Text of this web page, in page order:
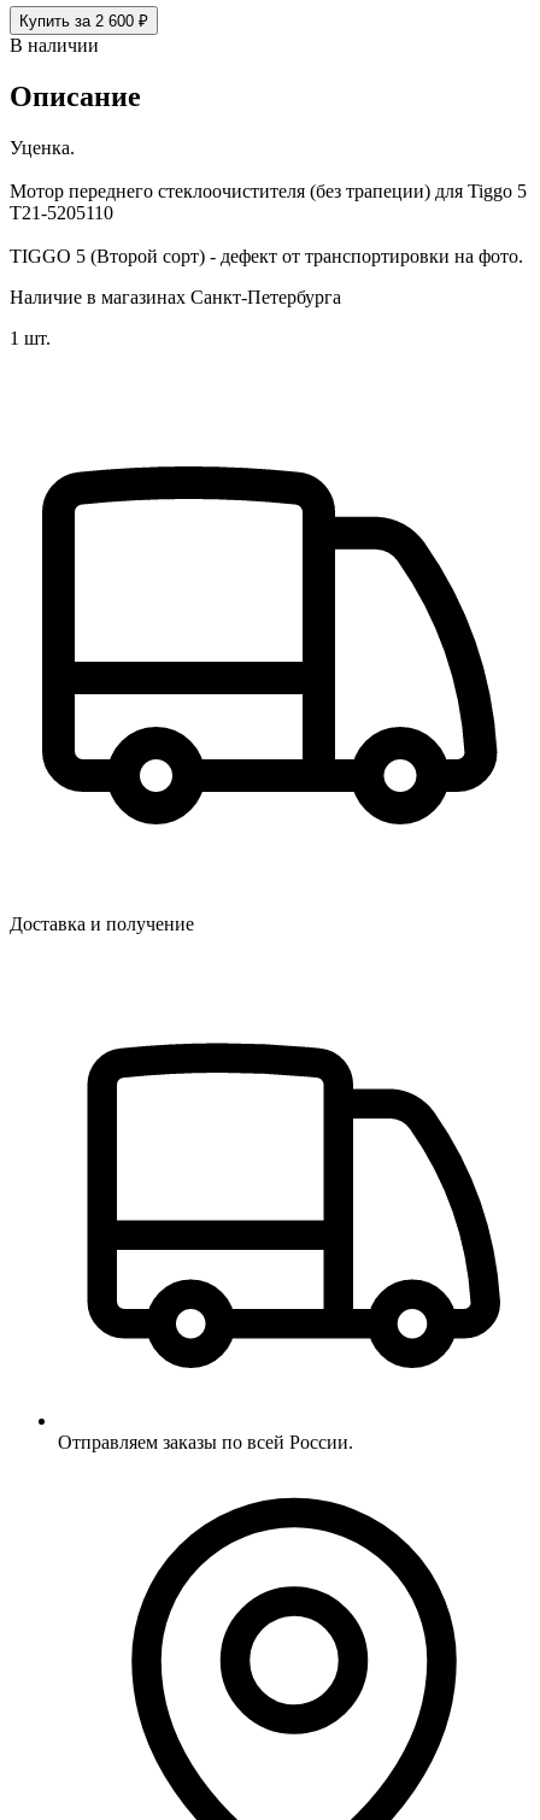
Купить за 2 600 ₽
В наличии
Описание
Уценка.
Мотор переднего стеклоочистителя (без трапеции) для Tiggo 5
T21-5205110
TIGGO 5 (Второй сорт) - дефект от транспортировки на фото.
Наличие в магазинах Санкт-Петербурга
1 шт.
Доставка и получение
Отправляем заказы по всей России.